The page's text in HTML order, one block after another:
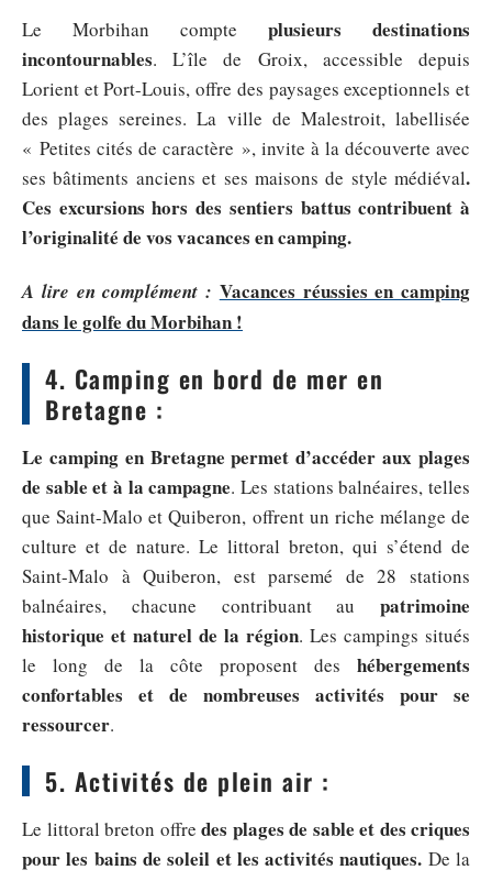
Le Morbihan compte plusieurs destinations
incontournables. L’île de Groix, accessible depuis
Lorient et Port-Louis, offre des paysages exceptionnels et
des plages sereines. La ville de Malestroit, labellisée
« Petites cités de caractère », invite à la découverte avec
ses bâtiments anciens et ses maisons de style médiéval.
Ces excursions hors des sentiers battus contribuent à
l’originalité de vos vacances en camping.
A lire en complément : Vacances réussies en camping
dans le golfe du Morbihan !
4. Camping en bord de mer en
Bretagne :
Le camping en Bretagne permet d’accéder aux plages
de sable et à la campagne. Les stations balnéaires, telles
que Saint-Malo et Quiberon, offrent un riche mélange de
culture et de nature. Le littoral breton, qui s’étend de
Saint-Malo à Quiberon, est parsemé de 28 stations
balnéaires, chacune contribuant au patrimoine
historique et naturel de la région. Les campings situés
le long de la côte proposent des hébergements
confortables et de nombreuses activités pour se
ressourcer.
5. Activités de plein air :
Le littoral breton offre des plages de sable et des criques
pour les bains de soleil et les activités nautiques. De la